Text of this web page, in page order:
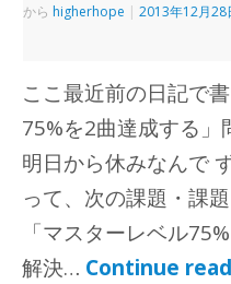
から higherhope | 2013年12月28
ここ最近前の日記で
75%を2曲達成する
明日から休みなんで
って、次の課題・課
「マスターレベル
解決… Continue